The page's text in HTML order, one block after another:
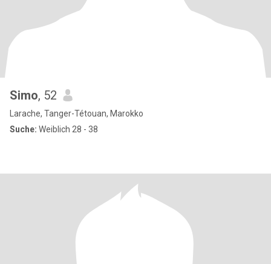
Simo, 52
Larache, Tanger-Tétouan, Marokko
Suche: Weiblich 28 - 38